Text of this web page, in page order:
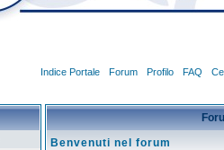
Indice Portale Forum Profilo FAQ
Benvenuti nel forum